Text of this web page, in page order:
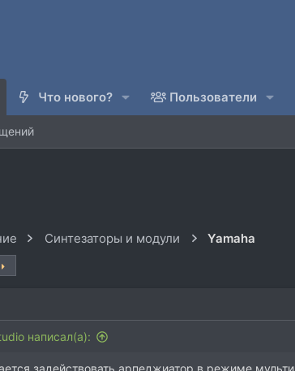
Что нового? Пользователи
Синтезаторы и модули Yamaha
написал(а):
задействовать арпеджиатор в режиме мульти